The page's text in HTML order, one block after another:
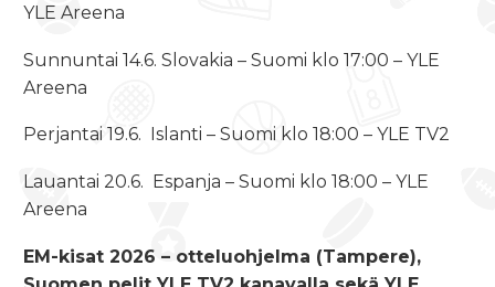
YLE Areena
Sunnuntai 14.6. Slovakia – Suomi klo 17:00 – YLE
Areena
Perjantai 19.6. Islanti – Suomi klo 18:00 – YLE TV2
Lauantai 20.6. Espanja – Suomi klo 18:00 – YLE
Areena
EM-kisat 2026 – otteluohjelma (Tampere),